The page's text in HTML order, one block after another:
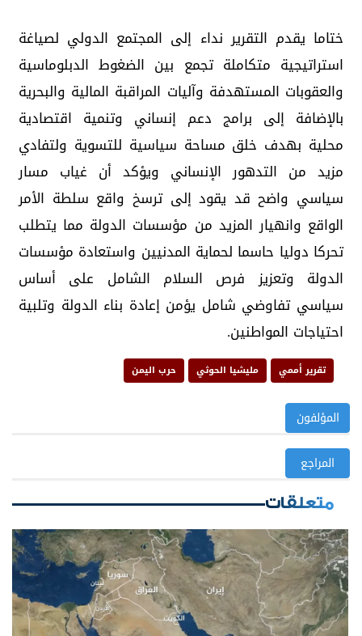
ختاما يقدم التقرير نداء إلى المجتمع الدولي لصياغة
استراتيجية متكاملة تجمع بين الضغوط الدبلوماسية
والعقوبات المستهدفة وآليات المراقبة المالية والبحرية
بالإضافة إلى برامج دعم إنساني وتنمية اقتصادية
محلية بهدف خلق مساحة سياسية للتسوية ولتفادي
مزيد من التدهور الإنساني ويؤكد أن غياب مسار
سياسي واضح قد يقود إلى ترسخ واقع سلطة الأمر
الواقع وانهيار المزيد من مؤسسات الدولة مما يتطلب
تحركا دوليا حاسما لحماية المدنيين واستعادة مؤسسات
الدولة وتعزيز فرص السلام الشامل على أساس
سياسي تفاوضي شامل يؤمن إعادة بناء الدولة وتلبية
احتياجات المواطنين.
تقرير أممي مليشيا الحوثي حرب اليمن
المؤلفون
المراجع
متعلقات